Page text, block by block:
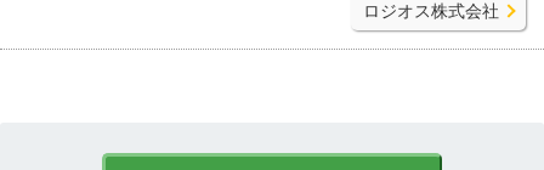
ロジオス株式会社